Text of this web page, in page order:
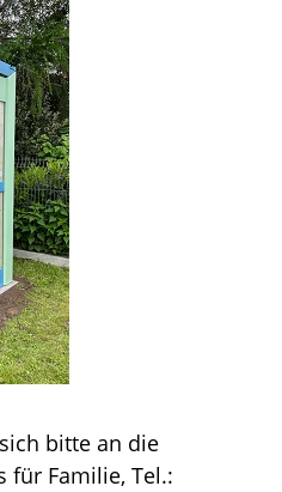
bitte an die
für Familie, Tel.: